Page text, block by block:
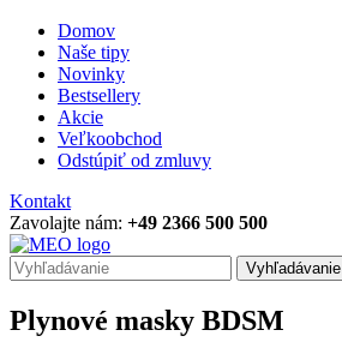
Domov
Naše tipy
Novinky
Bestsellery
Akcie
Veľkoobchod
Odstúpiť od zmluvy
Kontakt
Zavolajte nám: +49 2366 500 500
Vyhľadávanie
Plynové masky BDSM